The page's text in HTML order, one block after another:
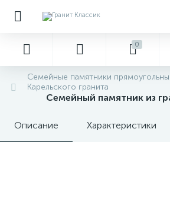
0
Семейные памятники
Карельского гранита
Семейный памятник из
Описание Характеристики